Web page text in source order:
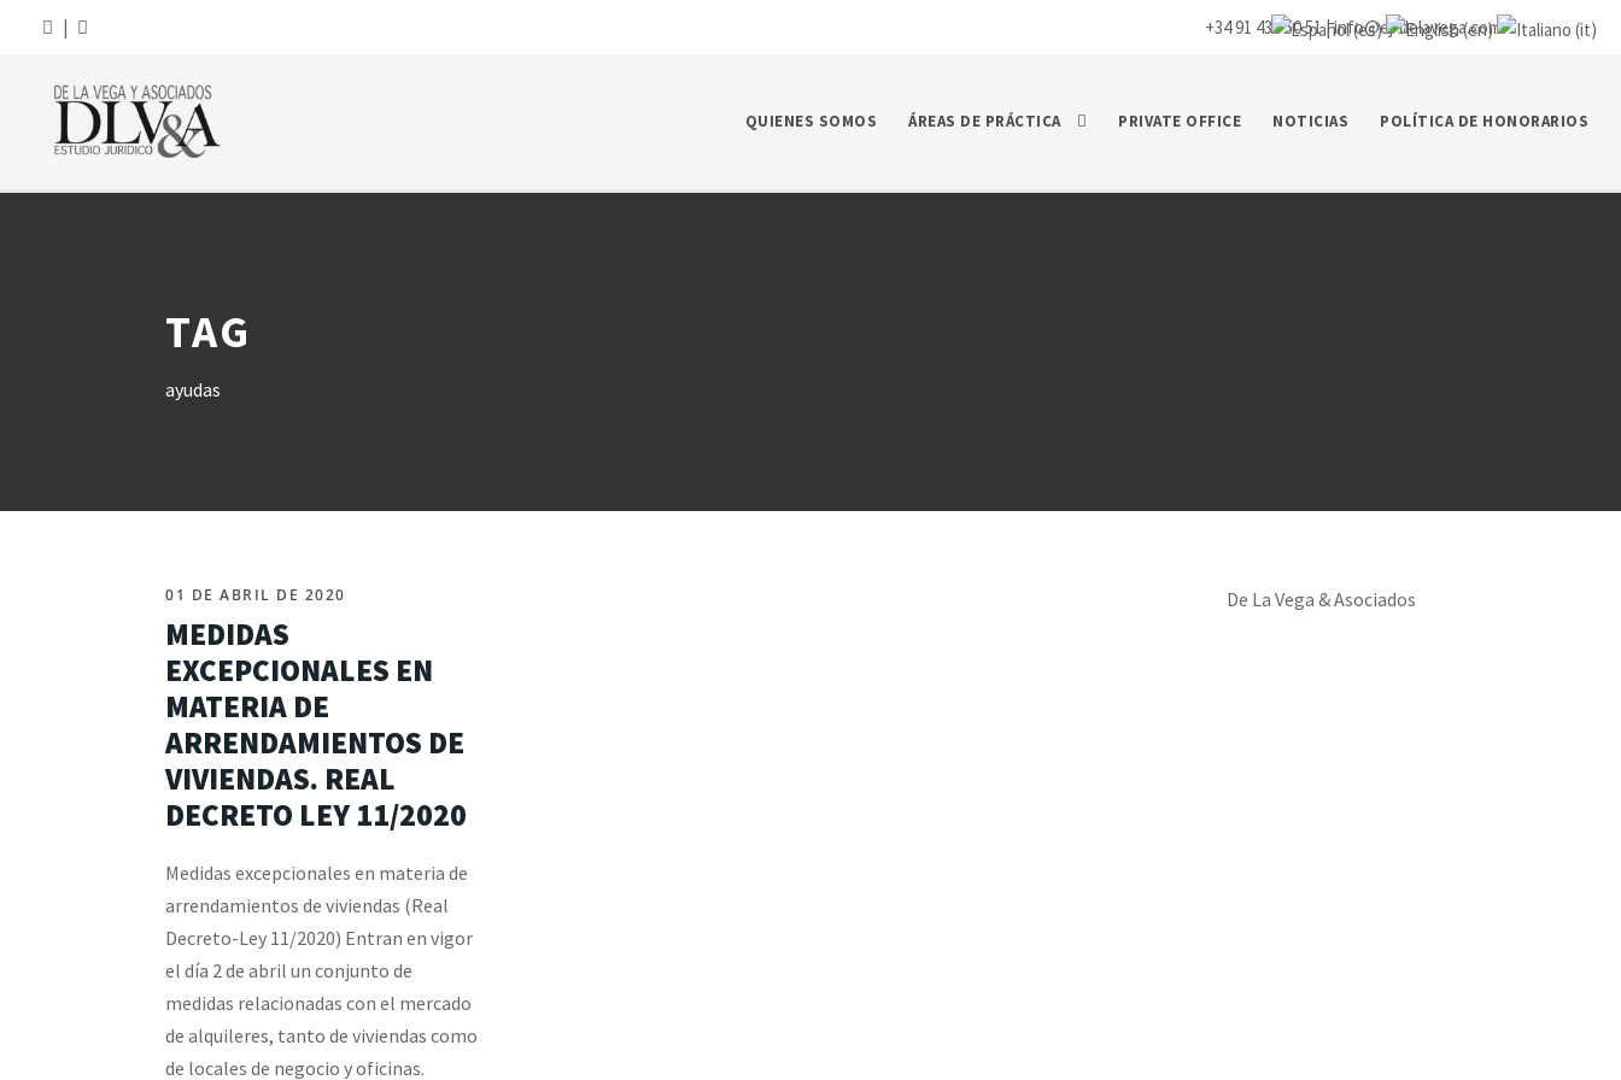
| +34 91 435 50 51 |info@ej-delavega.com
QUIENES SOMOS ÁREAS DE PRÁCTICA PRIVATE OFFICE NOTICIAS POLÍTICA DE HONORARIOS
TAG
ayudas
01 DE ABRIL DE 2020
MEDIDAS
EXCEPCIONALES EN
MATERIA DE
ARRENDAMIENTOS DE
VIVIENDAS. REAL
DECRETO LEY 11/2020
Medidas excepcionales en materia de
arrendamientos de viviendas (Real
Decreto-Ley 11/2020) Entran en vigor
el día 2 de abril un conjunto de
medidas relacionadas con el mercado
de alquileres, tanto de viviendas como
de locales de negocio y oficinas.
De La Vega & Asociados